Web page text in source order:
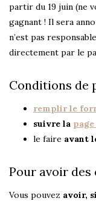
partir du 19 juin (ne
gagnant ! Il sera
n’est pas
directement par le
Conditions de
remplir le
suivre la
le faire avant
Pour avoir
Vous pouvez avoir,